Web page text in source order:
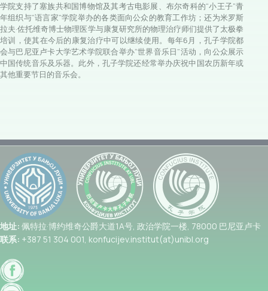
学院支持了塞族共和国博物馆及其考古电影展、布尔奇科的“小王子”青
年组织与“语言家”学院举办的各类面向公众的教育工作坊；还为米罗斯
拉夫·佐托维奇博士物理医学与康复研究所的物理治疗师们提供了太极拳
培训，使其在今后的康复治疗中可以继续使用。每年6月，孔子学院都
会与巴尼亚卢卡大学艺术学院联合举办“世界音乐日”活动，向公众展示
中国传统音乐及乐器。此外，孔子学院还经常举办庆祝中国农历新年或
其他重要节日的音乐会。
地址: 佩特拉·博约维奇公爵大道1A号, 政治学院一楼, 78000 巴尼亚卢卡
联系: +387 51 304 001, konfucijev.institut(at)unibl.org